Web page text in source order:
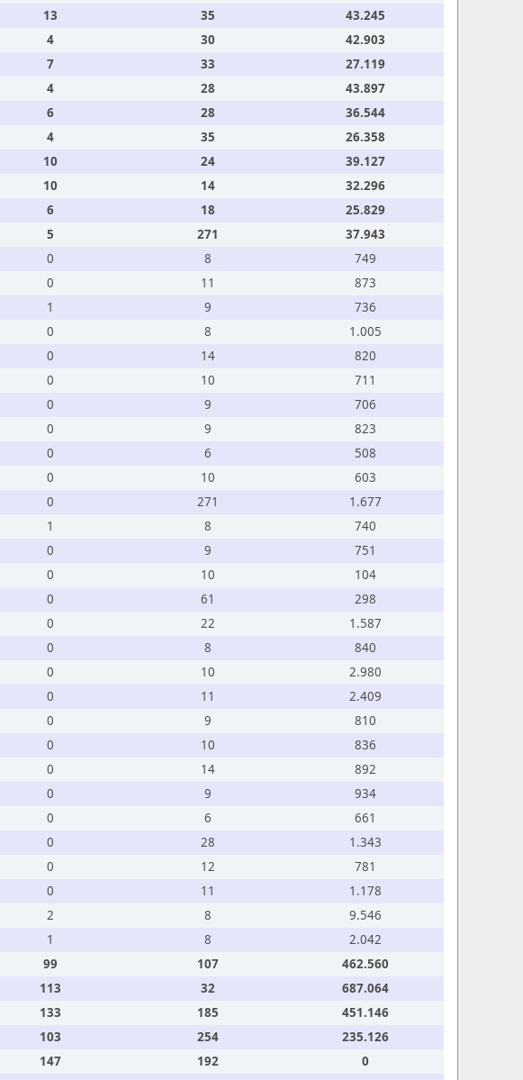
13 35
43.245
4 30
42.903
7 33
27.119
4 28
43.897
6 28
36.544
4 35
26.358
10 24
39.127
10 14
32.296
6 18
25.829
5 271
37.943
0 8
749
0 11
873
1 9
736
0 8
1.005
0 14
820
0 10
711
0 9
706
0 9
823
0 6
508
0 10
603
0 271
1.677
1 8
740
0 9
751
0 10
104
0 61
298
0 22
1.587
0 8
840
0 10
2.980
0 11
2.409
0 9
810
0 10
836
0 14
892
0 9
934
0 6
661
0 28
1.343
0 12
781
0 11
1.178
2 8
9.546
1 8
2.042
99 107
462.560
113 32
687.064
133 185
451.146
103 254
235.126
147 192
0